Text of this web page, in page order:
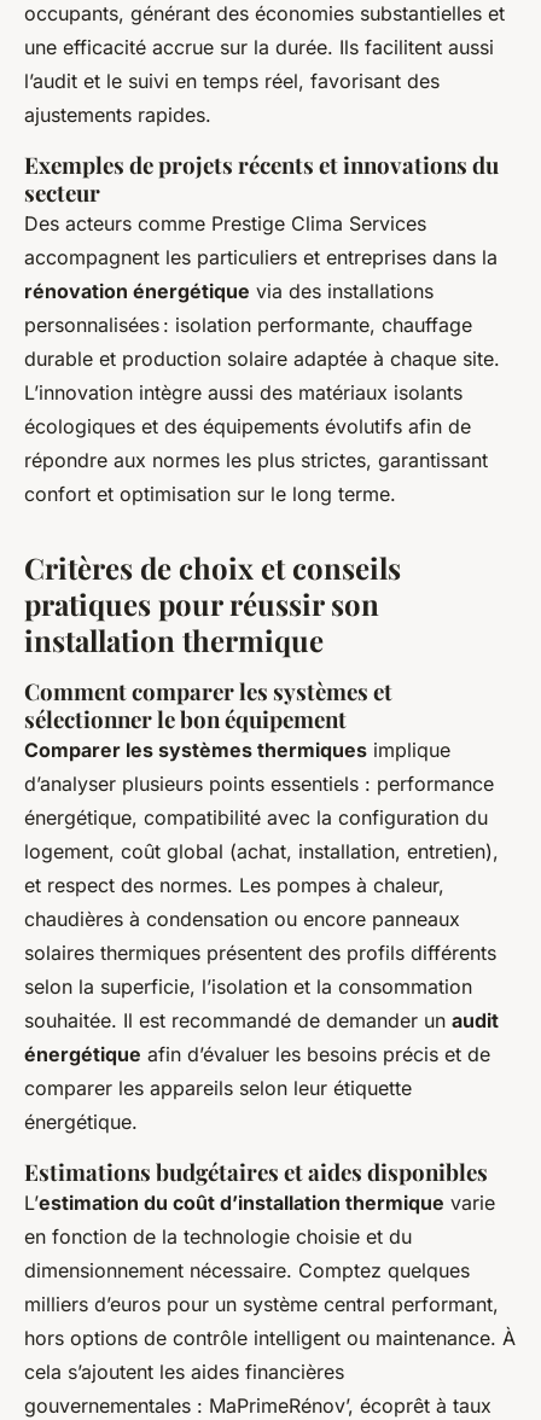
occupants, générant des économies substantielles et
une efficacité accrue sur la durée. Ils facilitent aussi
l’audit et le suivi en temps réel, favorisant des
ajustements rapides.
Exemples de projets récents et innovations du
secteur
Des acteurs comme Prestige Clima Services
accompagnent les particuliers et entreprises dans la
rénovation énergétique via des installations
personnalisées : isolation performante, chauffage
durable et production solaire adaptée à chaque site.
L’innovation intègre aussi des matériaux isolants
écologiques et des équipements évolutifs afin de
répondre aux normes les plus strictes, garantissant
confort et optimisation sur le long terme.
Critères de choix et conseils
pratiques pour réussir son
installation thermique
Comment comparer les systèmes et
sélectionner le bon équipement
Comparer les systèmes thermiques implique
d’analyser plusieurs points essentiels : performance
énergétique, compatibilité avec la configuration du
logement, coût global (achat, installation, entretien),
et respect des normes. Les pompes à chaleur,
chaudières à condensation ou encore panneaux
solaires thermiques présentent des profils différents
selon la superficie, l’isolation et la consommation
souhaitée. Il est recommandé de demander un audit
énergétique afin d’évaluer les besoins précis et de
comparer les appareils selon leur étiquette
énergétique.
Estimations budgétaires et aides disponibles
L’estimation du coût d’installation thermique varie
en fonction de la technologie choisie et du
dimensionnement nécessaire. Comptez quelques
milliers d’euros pour un système central performant,
hors options de contrôle intelligent ou maintenance. À
cela s’ajoutent les aides financières
gouvernementales : MaPrimeRénov’, écoprêt à taux